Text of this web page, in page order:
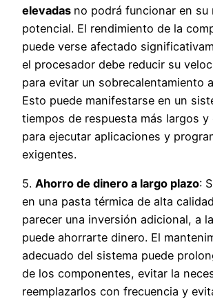
elevadas no podrá funcionar en su
potencial. El rendimiento de la
puede verse afectado
el procesador debe reducir su
para evitar un sobrecalentamiento
Esto puede manifestarse en un
tiempos de respuesta más largos y
para ejecutar aplicaciones y
exigentes.
5. Ahorro de dinero a largo plazo:
en una pasta térmica de alta
parecer una inversión adicional, a
puede ahorrarte dinero. El
adecuado del sistema puede
de los componentes, evitar la
reemplazarlos con frecuencia y